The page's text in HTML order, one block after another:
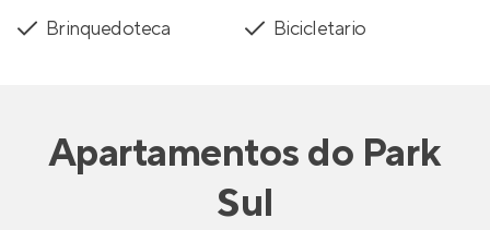
Brinquedoteca
Bicicletario
Apartamentosdo Park
Sul